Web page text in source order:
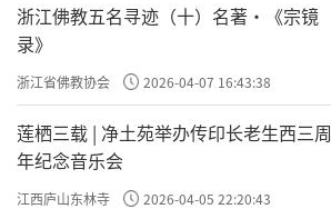
浙江佛教五名寻迹（十）名著·《宗镜
录》
浙江省佛教协会 2026-04-07 16:43:38
莲栖三载 | 净土苑举办传印长老生西三周
年纪念音乐会
江西庐山东林寺 2026-04-05 22:20:43